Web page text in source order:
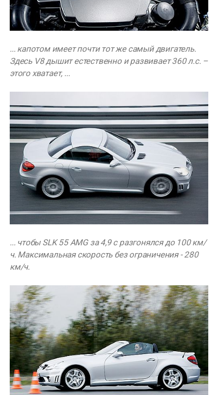
... капотом имеет почти тот же самый двигатель.
Здесь V8 дышит естественно и развивает 360 л.с. –
этого хватает, ...
... чтобы SLK 55 AMG за 4,9 с разгонялся до 100 км/
ч. Максимальная скорость без ограничения - 280
км/ч.